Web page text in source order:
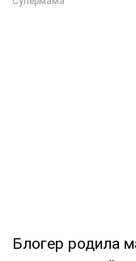
Блогер родила